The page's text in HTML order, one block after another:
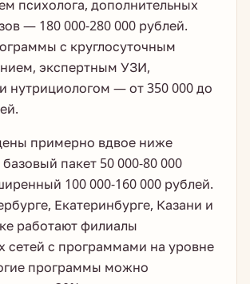
психолога, дополнительных
— 180 000-280 000 рублей.
с круглосуточным
экспертным УЗИ,
нутрициологом — от 350 000 до
примерно вдвое ниже
пакет 50 000-80 000
100 000-160 000 рублей.
Екатеринбурге, Казани и
работают филиалы
сетей с программами на уровне
программы можно